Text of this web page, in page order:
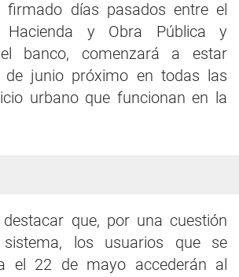
firmado días pasados entre el
Hacienda y Obra Pública y
banco, comenzará a estar
junio próximo en todas las
urbano que funcionan en la
que, por una cuestión
los usuarios que se
el 22 de mayo accederán al